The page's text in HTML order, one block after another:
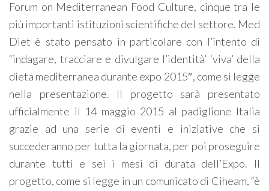
Forum on Mediterranean Food Culture, cinque tra le
più importanti istituzioni scientifiche del settore. Med
Diet è stato pensato in particolare con l’intento di
“indagare, tracciare e divulgare l’identità’ ‘viva’ della
dieta mediterranea durante expo 2015″, come si legge
nella presentazione. Il progetto sarà presentato
ufficialmente il 14 maggio 2015 al padiglione Italia
grazie ad una serie di eventi e iniziative che si
succederanno per tutta la giornata, per poi proseguire
durante tutti e sei i mesi di durata dell’Expo. Il
progetto, come si legge in un comunicato di Ciheam, “è